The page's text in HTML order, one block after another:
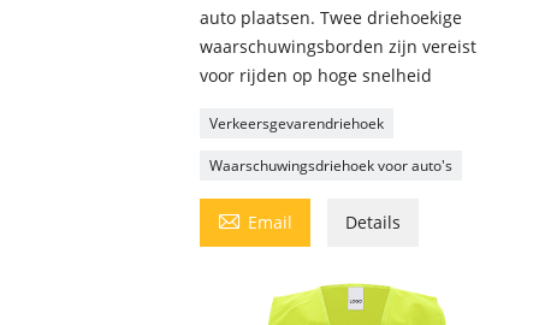
auto plaatsen. Twee driehoekige
waarschuwingsborden zijn vereist
voor rijden op hoge snelheid
Verkeersgevarendriehoek
Waarschuwingsdriehoek voor auto's
 Email Details